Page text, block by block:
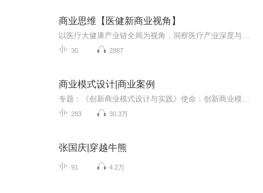
商业思维【医健新商业视角】
30 2887
商业模式设计|商业案例
283 30.3万
张国庆|穿越牛熊
91 4.2万